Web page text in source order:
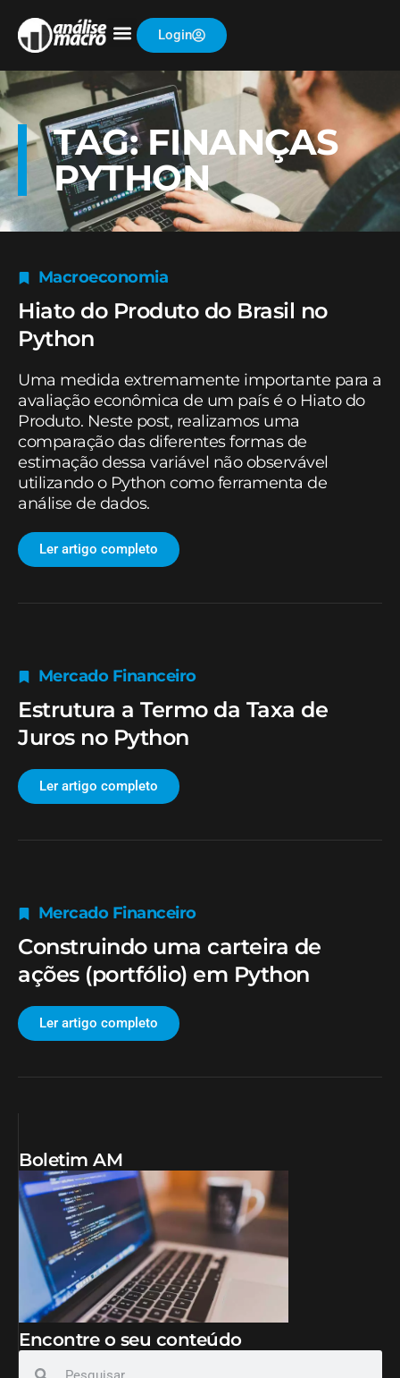
Login
TAG: FINANÇAS
PYTHON
Macroeconomia
Hiato do Produto do Brasil no
Python
Uma medida extremamente importante para a
avaliação econômica de um país é o Hiato do
Produto. Neste post, realizamos uma
comparação das diferentes formas de
estimação dessa variável não observável
utilizando o Python como ferramenta de
análise de dados.
Ler artigo completo
Mercado Financeiro
Estrutura a Termo da Taxa de
Juros no Python
Ler artigo completo
Mercado Financeiro
Construindo uma carteira de
ações (portfólio) em Python
Ler artigo completo
Boletim AM
Encontre o seu conteúdo